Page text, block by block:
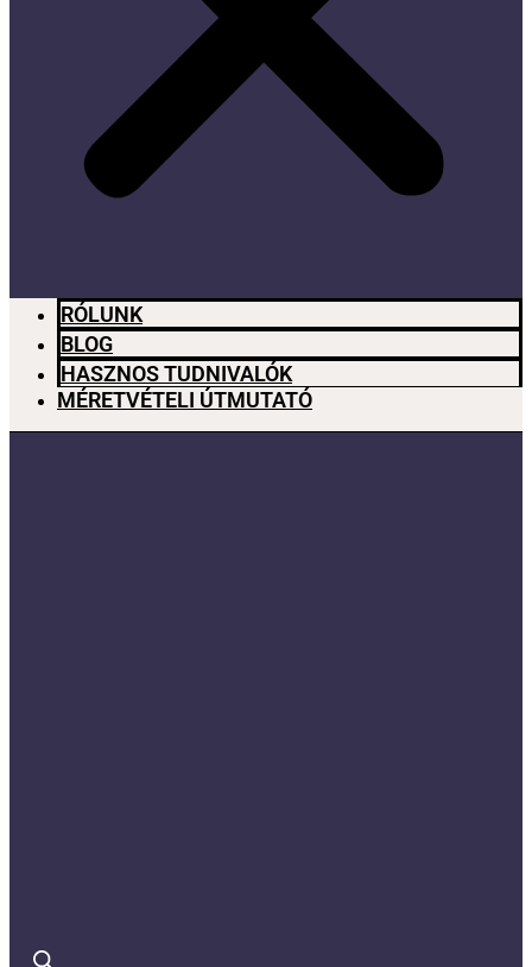
RÓLUNK
BLOG
HASZNOS TUDNIVALÓK
MÉRETVÉTELI ÚTMUTATÓ